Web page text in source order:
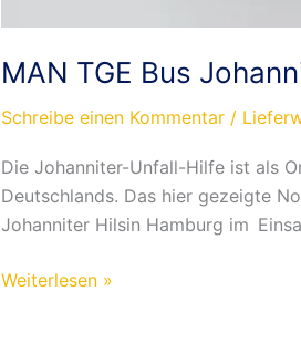
MAN TGE Bus
Schreibe einen Kommentar /
Die Johanniter-Unfall-Hilfe ist als
Deutschlands. Das hier gezeigte
Johanniter Hilsin Hamburg im
MAN
Weiterlesen »